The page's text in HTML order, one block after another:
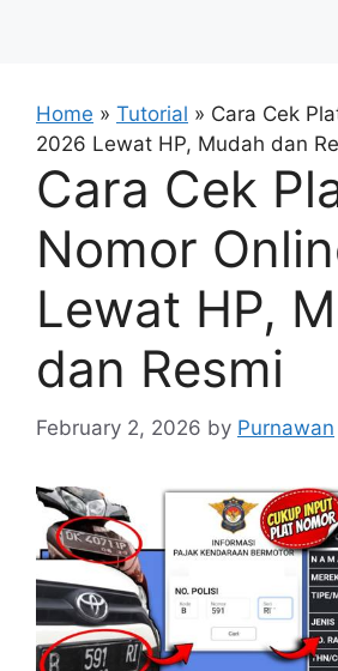
Home » Tutorial » Cara Cek
2026 Lewat HP, Mudah dan
Cara Cek
Nomor
Lewat HP,
dan Resmi
February 2, 2026 by Purnawan